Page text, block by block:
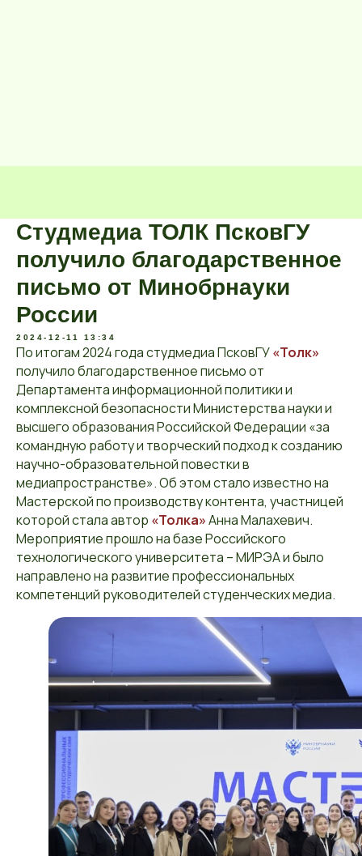
Студмедиа ТОЛК ПсковГУ
получило благодарственное
письмо от Минобрнауки
России
2024-12-11 13:34
По итогам 2024 года студмедиа ПсковГУ«Толк»
получило благодарственное письмо от
Департамента информационной политики и
комплексной безопасности Министерства науки и
высшего образования Российской Федерации «за
командную работу и творческий подход к созданию
научно-образовательной повестки в
медиапространстве». Об этом стало известно на
Мастерской по производству контента, участницей
которой стала автор «Толка»Анна Малахевич.
Мероприятие прошло на базе Российского
технологического университета – МИРЭА и было
направлено на развитие профессиональных
компетенций руководителей студенческих медиа.